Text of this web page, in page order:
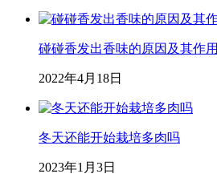
碰碰香发出香味的原因及其作用
2022年4月18日
冬天还能开始栽培多肉吗
2023年1月3日